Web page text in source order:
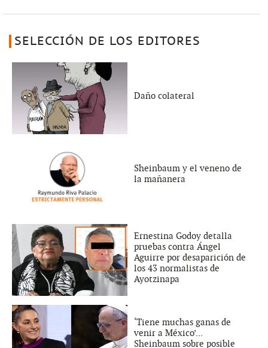
SELECCIÓN DE LOS EDITORES
Daño colateral
Sheinbaum y el veneno de
la mañanera
Ernestina Godoy detalla
pruebas contra Ángel
Aguirre por desaparición de
los 43 normalistas de
Ayotzinapa
‘Tiene muchas ganas de
venir a México’...
Sheinbaum sobre posible